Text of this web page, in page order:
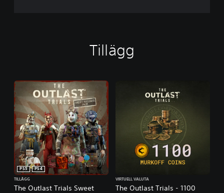
Tillägg
The Outlast Trials Sweet
PS5
PS4
TILLÄGG
The Outlast Trials - 1100
VIRTUELL VALUTA